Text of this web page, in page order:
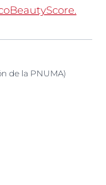
de la PNUMA)